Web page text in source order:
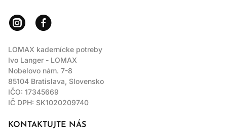
LOMAX kadernícke potreby
Ivo Langer - LOMAX
Nobelovo nám. 7-8
85104 Bratislava, Slovensko
IČO: 17345669
IČ DPH: SK1020209740
KONTAKTUJTE NÁS